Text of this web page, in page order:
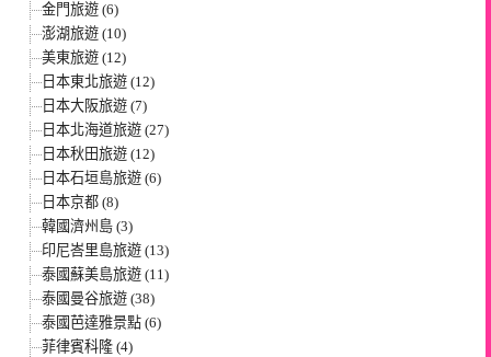
金門旅遊 (6)
澎湖旅遊 (10)
美東旅遊 (12)
日本東北旅遊 (12)
日本大阪旅遊 (7)
日本北海道旅遊 (27)
日本秋田旅遊 (12)
日本石垣島旅遊 (6)
日本京都 (8)
韓國濟州島 (3)
印尼峇里島旅遊 (13)
泰國蘇美島旅遊 (11)
泰國曼谷旅遊 (38)
泰國芭達雅景點 (6)
菲律賓科隆 (4)